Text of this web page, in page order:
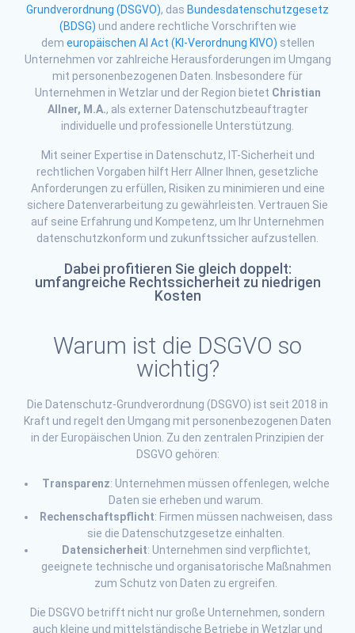
Grundverordnung (DSGVO), das Bundesdatenschutzgesetz
(BDSG) und andere rechtliche Vorschriften wie
dem europäischen AI Act (KI-Verordnung KIVO) stellen
Unternehmen vor zahlreiche Herausforderungen im Umgang
mit personenbezogenen Daten. Insbesondere für
Unternehmen in Wetzlar und der Region bietet Christian
Allner, M.A., als externer Datenschutzbeauftragter
individuelle und professionelle Unterstützung.
Mit seiner Expertise in Datenschutz, IT-Sicherheit und
rechtlichen Vorgaben hilft Herr Allner Ihnen, gesetzliche
Anforderungen zu erfüllen, Risiken zu minimieren und eine
sichere Datenverarbeitung zu gewährleisten. Vertrauen Sie
auf seine Erfahrung und Kompetenz, um Ihr Unternehmen
datenschutzkonform und zukunftssicher aufzustellen.
Dabei profitieren Sie gleich doppelt:
umfangreiche Rechtssicherheit zu niedrigen
Kosten
Warum ist die DSGVO so
wichtig?
Die Datenschutz-Grundverordnung (DSGVO) ist seit 2018 in
Kraft und regelt den Umgang mit personenbezogenen Daten
in der Europäischen Union. Zu den zentralen Prinzipien der
DSGVO gehören:
Transparenz: Unternehmen müssen offenlegen, welche
Daten sie erheben und warum.
Rechenschaftspflicht: Firmen müssen nachweisen, dass
sie die Datenschutzgesetze einhalten.
Datensicherheit: Unternehmen sind verpflichtet,
geeignete technische und organisatorische Maßnahmen
zum Schutz von Daten zu ergreifen.
Die DSGVO betrifft nicht nur große Unternehmen, sondern
auch kleine und mittelständische Betriebe in Wetzlar und